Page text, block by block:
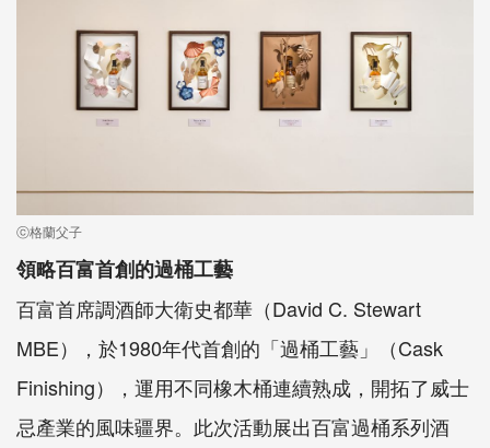
ⓒ格蘭父子
領略百富首創的過桶工藝
百富首席調酒師大衛史都華（David C. Stewart
MBE），於1980年代首創的「過桶工藝」（Cask
Finishing），運用不同橡木桶連續熟成，開拓了威士
忌產業的風味疆界。此次活動展出百富過桶系列酒